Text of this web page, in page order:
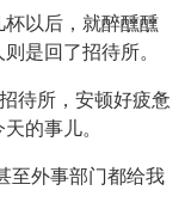
以后，就醉醺醺
是回了招待所。
待所，安顿好疲惫
的事儿。
至外事部门都给我